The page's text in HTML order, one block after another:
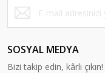
SOSYAL MEDYA
Bizi takip edin, kârlı çıkın!